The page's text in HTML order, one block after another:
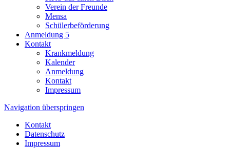
Verein der Freunde
Mensa
Schülerbeförderung
Anmeldung 5
Kontakt
Krankmeldung
Kalender
Anmeldung
Kontakt
Impressum
Navigation überspringen
Kontakt
Datenschutz
Impressum